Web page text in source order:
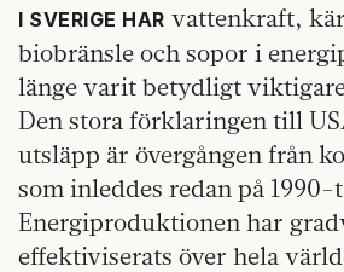
I SVERIGE HAR vattenkraft,
biobränsle och sopor i
länge varit betydligt
Den stora förklaringen till
utsläpp är övergången från
som inleddes redan på 1990-
Energiproduktionen har
effektiviserats över hela